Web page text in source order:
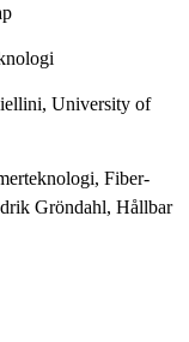
University of
Fiber-
Gröndahl, Hållbar